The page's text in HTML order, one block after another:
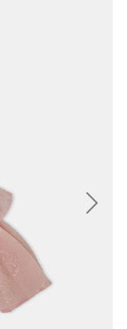
Next